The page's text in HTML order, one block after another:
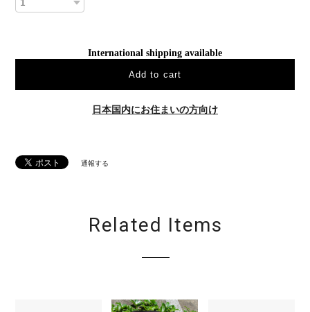
International shipping available
Add to cart
日本国内にお住まいの方向け
通報する
Related Items